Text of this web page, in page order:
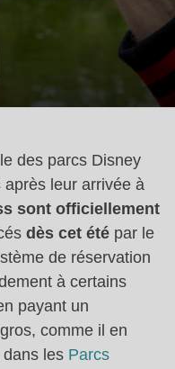
des parcs Disney
leur arrivée à
sont officiellement
dès cet été par le
de réservation
à certains
payant un
comme il en
les Parcs